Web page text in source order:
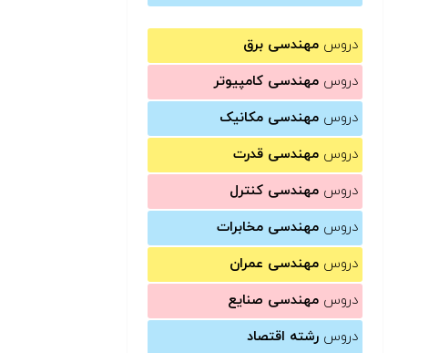
دروس مهندسی برق
دروس مهندسی کامپیوتر
دروس مهندسی مکانیک
دروس مهندسی قدرت
دروس مهندسی کنترل
دروس مهندسی مخابرات
دروس مهندسی عمران
دروس مهندسی صنایع
دروس رشته اقتصاد